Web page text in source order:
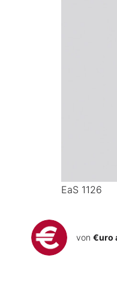
EaS 1126
von €uro